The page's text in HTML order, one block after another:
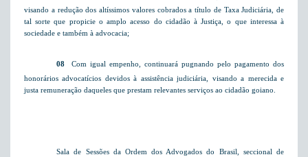
visando a redução dos altíssimos valores cobrados a título de Taxa Judiciária, de
tal sorte que propicie o amplo acesso do cidadão à Justiça, o que interessa à
sociedade e também à advocacia;
08  Com igual empenho, continuará pugnando pelo pagamento dos
honorários advocatícios devidos à assistência judiciária, visando a merecida e
justa remuneração daqueles que prestam relevantes serviços ao cidadão goiano.
Sala de Sessões da Ordem dos Advogados do Brasil, seccional de